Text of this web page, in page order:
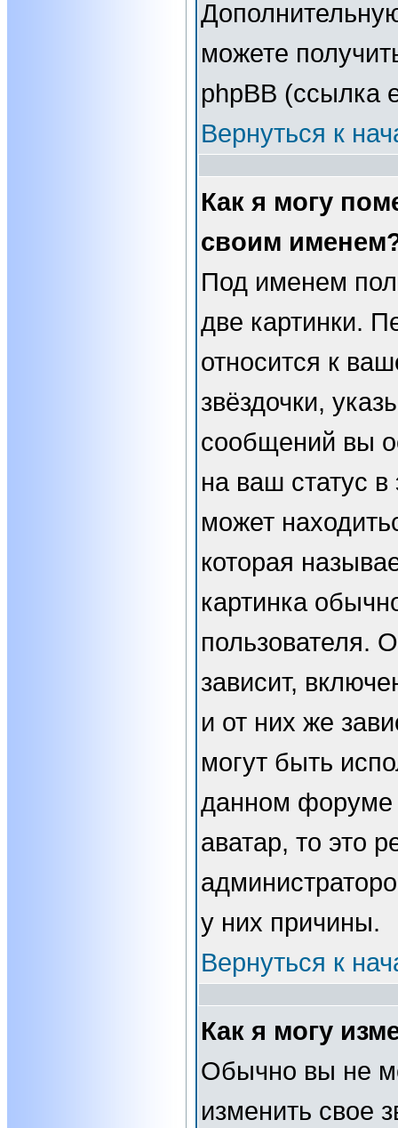
можете
phpBB (ссылка
Вернуться к
Как я могу
своим
Под именем
две картинки.
относится к
звёздочки,
сообщений вы
на ваш статус
может
которая
картинка
пользователя.
зависит,
и от них же
могут быть
данном форуме
аватар, то это
у них причины.
Вернуться к
Как я могу
Обычно вы не
изменить свое